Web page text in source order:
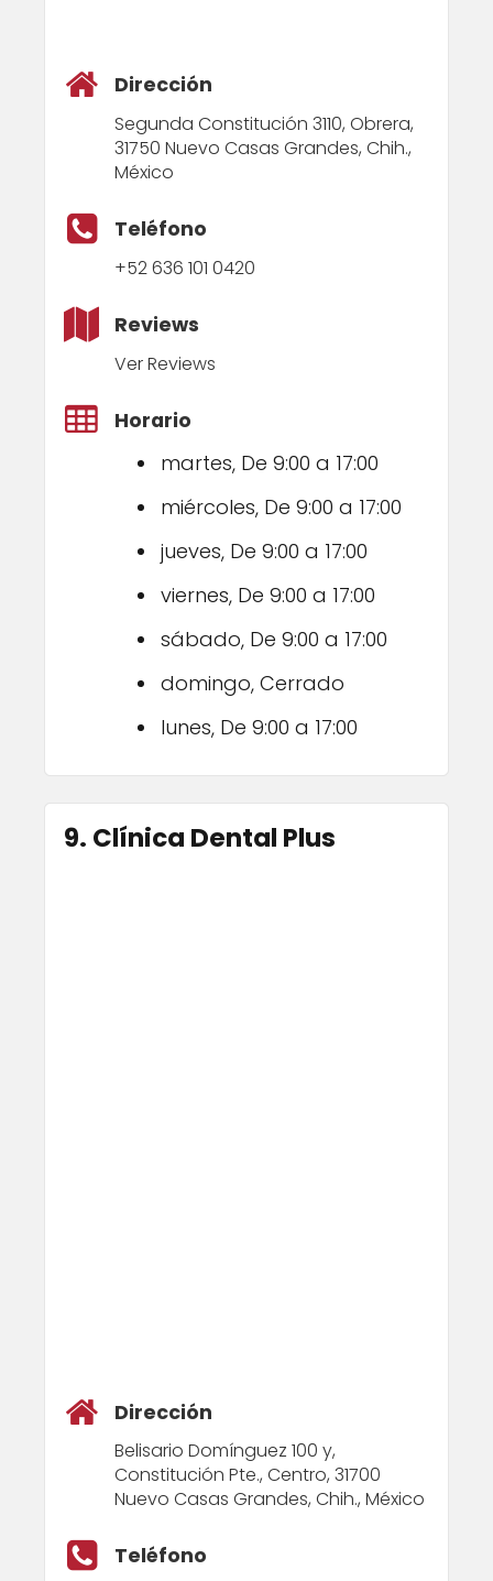
Dirección
Segunda Constitución 3110, Obrera,
31750 Nuevo Casas Grandes, Chih.,
México
Teléfono
+52 636 101 0420
Reviews
Ver Reviews
Horario
martes, De 9:00 a 17:00
miércoles, De 9:00 a 17:00
jueves, De 9:00 a 17:00
viernes, De 9:00 a 17:00
sábado, De 9:00 a 17:00
domingo, Cerrado
lunes, De 9:00 a 17:00
9. Clínica Dental Plus
Dirección
Belisario Domínguez 100 y,
Constitución Pte., Centro, 31700
Nuevo Casas Grandes, Chih., México
Teléfono